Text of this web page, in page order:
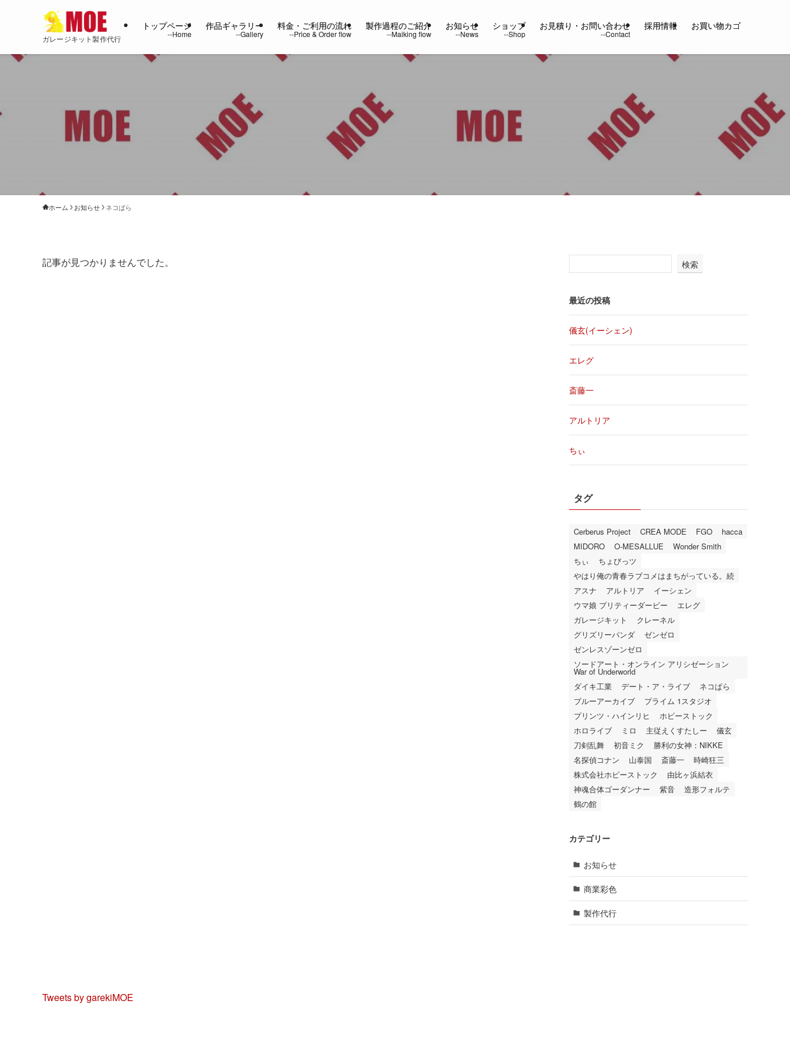
ガレージキット製作代行
トップページ 作品ギャラリー 料金・ご利用の流れ 製作過程のご紹介 お知らせ ショップ お見積り・お問い合わせ 採用情報 お買い物カゴ
ホーム お知らせ ネコぱら
記事が見つかりませんでした。 検索
最近の投稿
儀玄(イーシェン)
エレグ
斎藤一
アルトリア
ちぃ
タグ
Cerberus Project CREA MODE FGO
hacca
MIDORO
O-MESALLUE
Wonder Smith
ちぃ
ちょびっツ
やはり俺の青春ラブコメはまちがっている。続
アスナ
アルトリア
イーシェン
ウマ娘 プリティーダービー
エレグ
ガレージキット
クレーネル
グリズリーパンダ
ゼンゼロ
ゼンレスゾーンゼロ
ソードアート・オンライン アリシゼーション
War of Underworld
ダイキ工業
デート・ア・ライブ
ネコぱら
ブルーアーカイブ
プライム 1スタジオ
プリンツ・ハインリヒ
ホビーストック
ホロライブ
ミロ 主従えくすたしー
儀玄
刀剣乱舞
初音ミク
勝利の女神：NIKKE
名探偵コナン
山泰国 斎藤一
時崎狂三
株式会社ホビーストック
由比ヶ浜結衣
神魂合体ゴーダンナー
紫音
造形フォルテ
鶴の館
カテゴリー
お知らせ
商業彩色
製作代行
Tweets by garekiMOE